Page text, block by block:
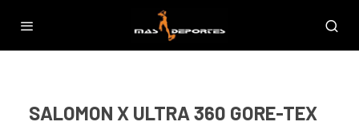
SALOMON X ULTRA 360 GORE-TEX